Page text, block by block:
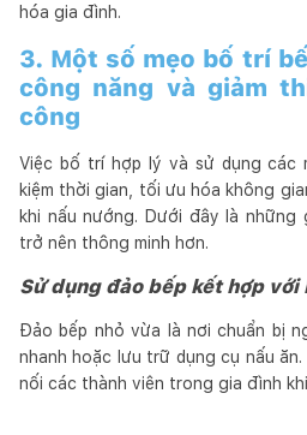
hóa gia đình.
3. Một số mẹo bố trí
công năng và giảm
công
Việc bố trí hợp lý và sử dụng các
kiệm thời gian, tối ưu hóa không
khi nấu nướng. Dưới đây là những
trở nên thông minh hơn.
Sử dụng đảo bếp kết hợp
Đảo bếp nhỏ vừa là nơi chuẩn bị
nhanh hoặc lưu trữ dụng cụ nấu
nối các thành viên trong gia đình